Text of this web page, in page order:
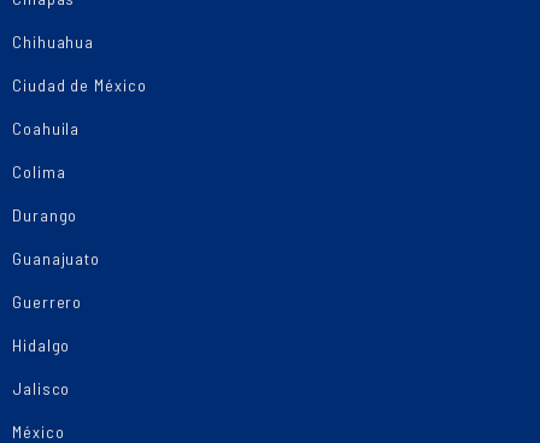
Chihuahua
Ciudad de México
Coahuila
Colima
Durango
Guanajuato
Guerrero
Hidalgo
Jalisco
México